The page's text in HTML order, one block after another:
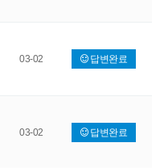
03-02 답변완료
03-02 답변완료